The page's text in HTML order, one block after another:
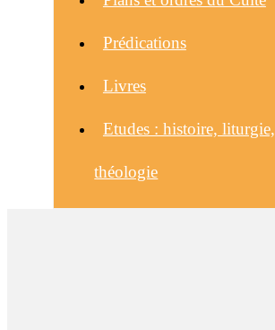
Prédications
Livres
Etudes : histoire, liturgie,
théologie